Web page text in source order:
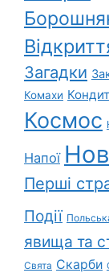
Загадки
Комахи
Космос
Напої
Перші
Події
явища та
Свята Скарби